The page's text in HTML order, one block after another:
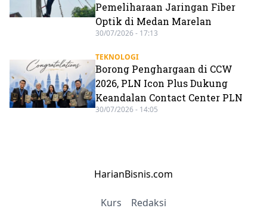
Pemeliharaan Jaringan Fiber
Optik di Medan Marelan
30/07/2026 - 17:13
TEKNOLOGI
Borong Penghargaan di CCW
2026, PLN Icon Plus Dukung
Keandalan Contact Center PLN
30/07/2026 - 14:05
HarianBisnis.com
Kurs Redaksi